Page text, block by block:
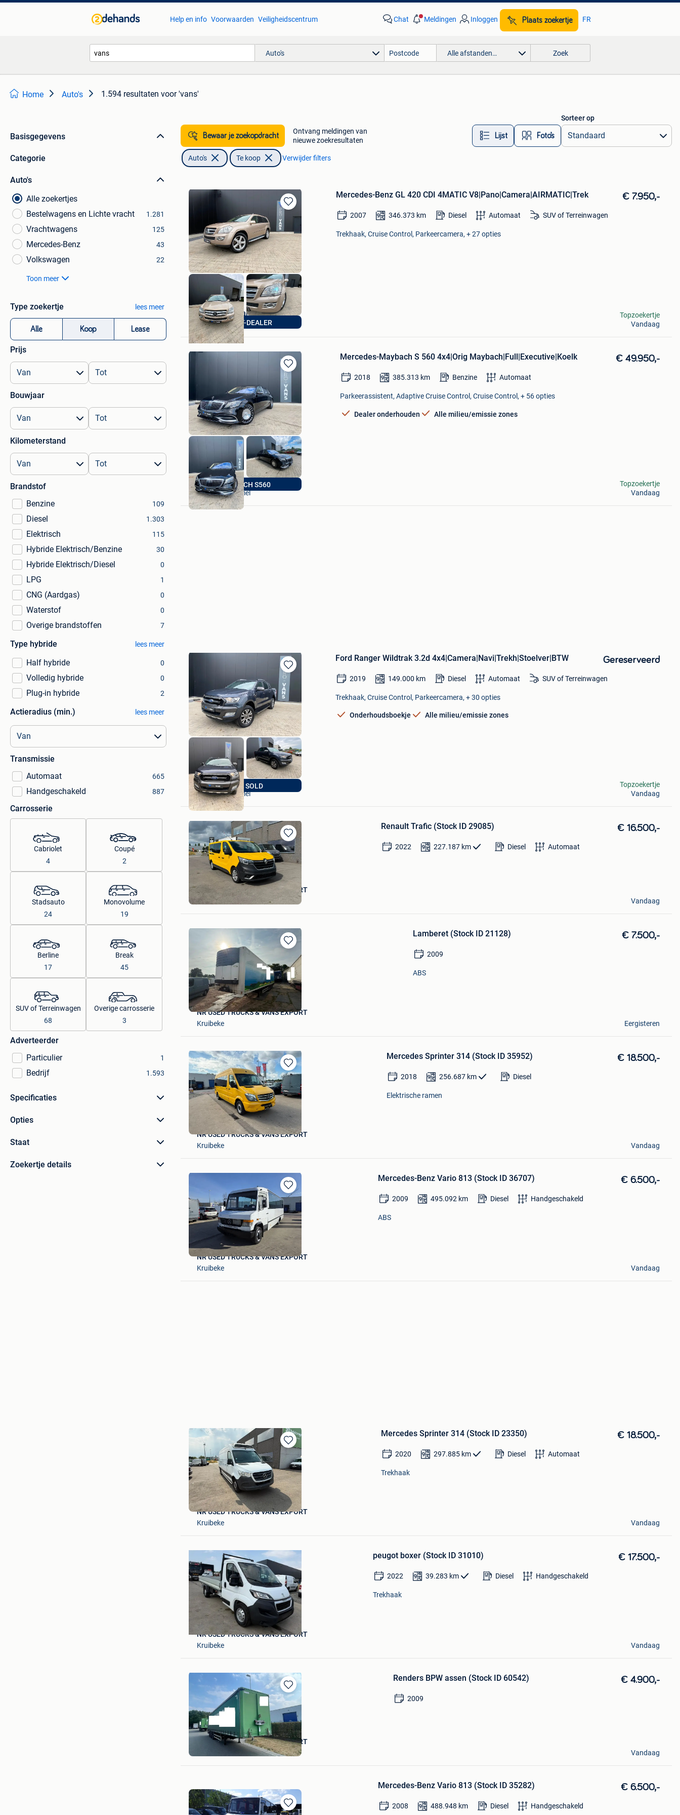
Help en info Voorwaarden Veiligheidscentrum Chat Meldingen Inloggen Plaats zoekertje FR
Auto's Alle afstanden… Zoek
Home Auto's 1.594 resultaten voor 'vans'
Basisgegevens
Categorie
Auto's
Alle zoekertjes
Bestelwagens en Lichte vracht
1.281
Vrachtwagens 125
Mercedes-Benz 43
Volkswagen 22
Toon meer
Type zoekertje lees meer
Alle Koop Lease
Prijs
Bouwjaar
Kilometerstand
Brandstof
Benzine
109
Diesel 1.303
Elektrisch 115
Hybride Elektrisch/Benzine 30
Hybride Elektrisch/Diesel 0
LPG 1
CNG (Aardgas) 0
Waterstof 0
Overige brandstoffen 7
Type hybride lees meer
Half hybride 0
Volledig hybride 0
Plug-in hybride 2
Actieradius (min.) lees meer
Transmissie
Automaat
665
Handgeschakeld 887
Carrosserie
Cabriolet
4
Coupé
2
Stadsauto
24
Monovolume
19
Berline
17
Break
45
SUV of Terreinwagen
68
Overige carrosserie
3
Adverteerder
Particulier
1
Bedrijf 1.593
Specificaties
Opties
Staat
Zoekertje details
Bewaar je zoekopdracht
Ontvang meldingen van
nieuwe zoekresultaten
Lijst Foto’s
Sorteer op
Auto's Te koop Verwijder filters
Bewaren
in
Mijn
Favorieten
EXPORT-DEALER
Mercedes-Benz GL 420 CDI 4MATIC V8|Pano|Camera|AIRMATIC|Trek € 7.950,-
2007 346.373 km Diesel Automaat SUV of Terreinwagen
Trekhaak, Cruise Control, Parkeercamera, + 27 opties
pro-vans
Lommel
Topzoekertje
Vandaag
Bewaren
Mijn
Favorieten
MAYBACH S560
Mercedes-Maybach S 560 4x4|Orig Maybach|Full|Executive|Koelk € 49.950,-
2018 385.313 km Benzine Automaat
Parkeerassistent, Adaptive Cruise Control, Cruise Control, + 56 opties
Dealer onderhouden Alle milieu/emissie zones
pro-vans
Lommel
Topzoekertje
Vandaag
Bewaren
in
Mijn
Favorieten
JUST SOLD
Ford Ranger Wildtrak 3.2d 4x4|Camera|Navi|Trekh|Stoelver|BTW Gereserveerd
2019 149.000 km Diesel Automaat SUV of Terreinwagen
Trekhaak, Cruise Control, Parkeercamera, + 30 opties
Onderhoudsboekje Alle milieu/emissie zones
pro-vans
Lommel
Topzoekertje
Vandaag
Bewaren
in
Mijn
Favorieten
Renault Trafic (Stock ID 29085) € 16.500,-
2022 227.187 km Diesel Automaat
NR USED TRUCKS & VANS EXPORT
Kruibeke
Vandaag
Bewaren
Mijn
Favorieten
Lamberet (Stock ID 21128) € 7.500,-
2009
ABS
NR USED TRUCKS & VANS EXPORT
Kruibeke
Eergisteren
Bewaren
in
Mijn
Favorieten
Mercedes Sprinter 314 (Stock ID 35952) € 18.500,-
2018 256.687 km Diesel
Elektrische ramen
NR USED TRUCKS & VANS EXPORT
Kruibeke
Vandaag
Bewaren
in
Mijn
Favorieten
Mercedes-Benz Vario 813 (Stock ID 36707) € 6.500,-
2009 495.092 km Diesel Handgeschakeld
ABS
NR USED TRUCKS & VANS EXPORT
Kruibeke
Vandaag
Bewaren
in
Mijn
Favorieten
Mercedes Sprinter 314 (Stock ID 23350) € 18.500,-
2020 297.885 km Diesel Automaat
Trekhaak
NR USED TRUCKS & VANS EXPORT
Kruibeke
Vandaag
Bewaren
peugot boxer (Stock ID 31010) € 17.500,-
2022 39.283 km Diesel Handgeschakeld
Trekhaak
NR USED TRUCKS & VANS EXPORT
Kruibeke
Vandaag
Bewaren
in
Mijn
Favorieten
Renders BPW assen (Stock ID 60542) € 4.900,-
2009
NR USED TRUCKS & VANS EXPORT
Vandaag
Bewaren
Mercedes-Benz Vario 813 (Stock ID 35282) € 6.500,-
2008 488.948 km Diesel Handgeschakeld